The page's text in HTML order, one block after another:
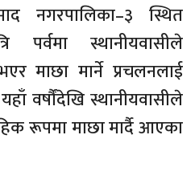
नगरपालिका–३ स्थित
पर्वमा स्थानीयवासीले
माछा मार्ने प्रचलनलाई
वर्षौंदेखि स्थानीयवासीले
रूपमा माछा मार्दै आएका